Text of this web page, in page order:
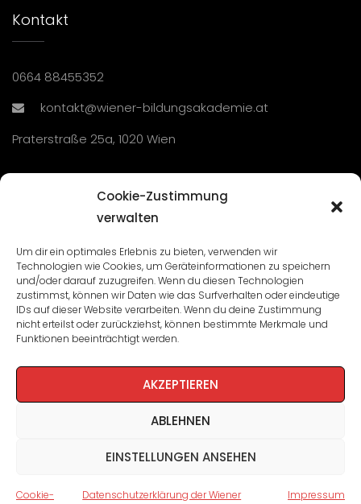
Cookie-Zustimmung
verwalten
Um dir ein optimales Erlebnis zu bieten, verwenden wir
Technologien wie Cookies, um Geräteinformationen zu speichern
und/oder darauf zuzugreifen. Wenn du diesen Technologien
zustimmst, können wir Daten wie das Surfverhalten oder eindeutige
IDs auf dieser Website verarbeiten. Wenn du deine Zustimmung
nicht erteilst oder zurückziehst, können bestimmte Merkmale und
Funktionen beeinträchtigt werden.
AKZEPTIEREN
ABLEHNEN
EINSTELLUNGEN ANSEHEN
Cookie- Datenschutzerklärung der Wiener Impressum
Kontakt
0664 88455352
kontakt@wiener-bildungsakademie.at
Praterstraße 25a, 1020 Wien
Seminare und Veranstaltungen
Lehrgänge
WBA: Direktion und Team
Impressum/Datenschutz
Cookie-Richtlinie